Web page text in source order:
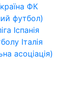
ФК
футбол)
Іспанія
Італія
асоціація)